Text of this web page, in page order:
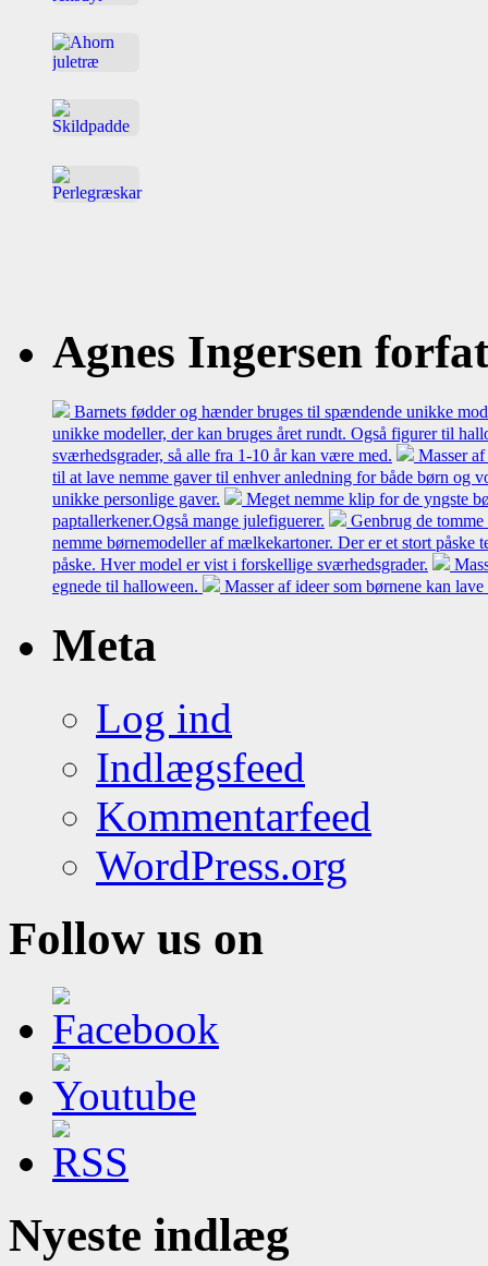
Agnes Ingersen
Barnets fødder og hænder bruges til spændende unikke
unikke modeller, der kan bruges året rundt. Også figurer til
sværhedsgrader, så alle fra 1-10 år kan være med.
Masser
til at lave nemme gaver til enhver anledning for både børn og
unikke personlige gaver.
Meget nemme klip for de yngste
paptallerkener.Også mange julefiguerer.
Genbrug de
nemme børnemodeller af mælkekartoner. Der er et stort påske
påske. Hver model er vist i forskellige sværhedsgrader.
egnede til halloween.
Masser af ideer som børnene kan
Meta
Log ind
Indlægsfeed
Kommentarfeed
WordPress.org
Follow us on
Nyeste indlæg